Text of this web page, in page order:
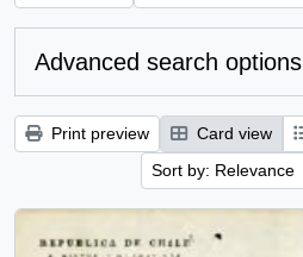
Advanced search options
Print preview Card view
Sort by: Relevance